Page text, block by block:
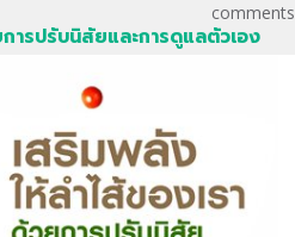
comments
ารปรับนิสัยและการดูแลตัวเอง